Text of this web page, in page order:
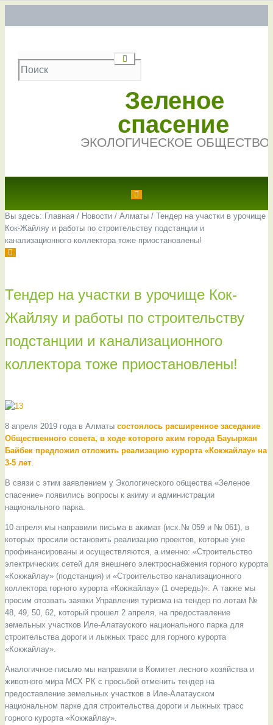
Зеленое
спасение
ЭКОЛОГИЧЕСКОЕ ОБЩЕСТВО
Вы здесь: Главная / Новости / Алматы / Тендер на участки в урочище
Кок-Жайляу и работы по строительству подстанции и
канализационного коллектора тоже приостановлены!
Тендер на участки в урочище Кок-
Жайляу и работы по строительству
подстанции и канализационного
коллектора тоже приостановлены!
8 апреля 2019 года в Алматы состоялось расширенное заседание
Общественного совета, в ходе которого аким города Бауыржан
Байбек предложил отложить реализацию курорта «Кокжайлау» на
3-5 лет.
В связи с этим заявлением у Экологического общества «Зеленое
спасение» появились вопросы к акиму и администрации
национального парка.
10 апреля мы направили письма в акимат (исх.№ 059 и № 061), в
которых просили остановить реализацию проектов, которые уже
профинансированы и осуществляются, а именно: «Строительство
электрических сетей для внешнего электроснабжения горного курорта
«Кокжайлау» (подстанция) и «Строительство канализационного
коллектора горного курорта «Кокжайлау» (1 очередь)». А также мы
просим отозвать заявки Управления туризма на тендер по лотам №
48, 49, 50, 62, который прошел 2 апреля, на предоставление
земельных участков Иле-Алатауского национального парка для
строительства дороги и лыжных трасс для горного курорта
«Кокжайлау».
Аналогичное письмо мы направили в Комитет лесного хозяйства и
животного мира МСХ РК с просьбой отменить тендер на
предоставление земельных участков в Иле-Алатауском
национальном парке для строительства дороги и лыжных трасс
горного курорта «Кокжайлау».